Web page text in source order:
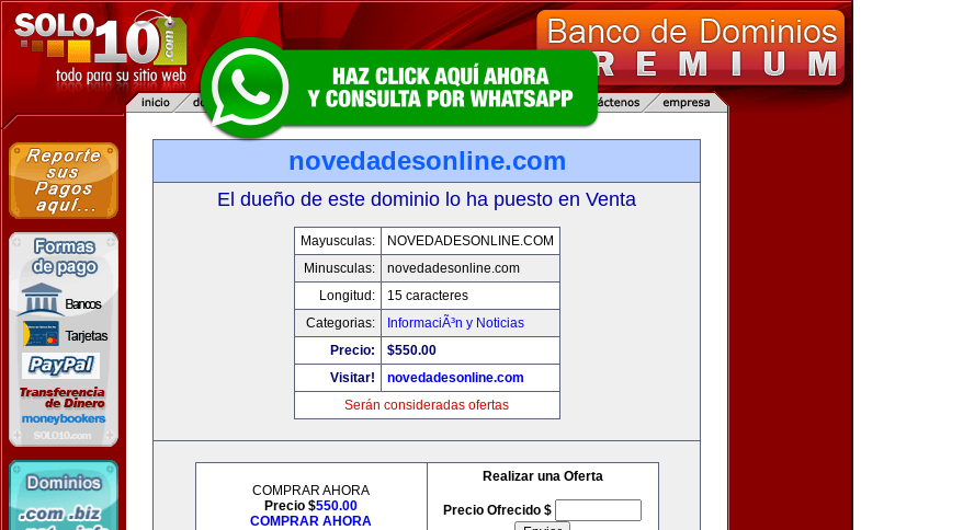
novedadesonline.com
El dueño de este dominio lo ha puesto en Venta
Mayusculas:
NOVEDADESONLINE.COM
Minusculas:
novedadesonline.com
Longitud:
15 caracteres
Categorias:
InformaciÃ³n y Noticias
Precio:
$550.00
Visitar!
novedadesonline.com
Serán consideradas ofertas
COMPRAR AHORA
Precio $550.00
COMPRAR AHORA
Realizar una Oferta
Precio Ofrecido $